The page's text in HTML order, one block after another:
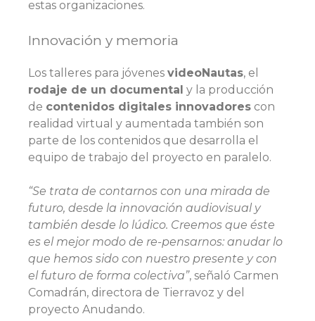
estas organizaciones.
Innovación y memoria
Los talleres para jóvenes videoNautas, el
rodaje de un documental y la producción
de contenidos digitales innovadores con
realidad virtual y aumentada también son
parte de los contenidos que desarrolla el
equipo de trabajo del proyecto en paralelo.
“Se trata de contarnos con una mirada de
futuro, desde la innovación audiovisual y
también desde lo lúdico. Creemos que éste
es el mejor modo de re-pensarnos: anudar lo
que hemos sido con nuestro presente y con
el futuro de forma colectiva”, señaló Carmen
Comadrán, directora de Tierravoz y del
proyecto Anudando.